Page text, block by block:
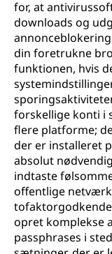
for, at
downloads og
din foretrukne
funktionen, hvis
forskellige konti i
flere platforme;
der er installeret
absolut
indtaste
offentlige
opret komplekse
passphrases i